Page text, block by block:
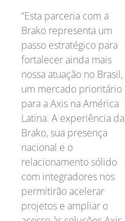
“Esta parceria com a
Brako representa um
passo estratégico para
fortalecer ainda mais
nossa atuação no Brasil,
um mercado prioritário
para a Axis na América
Latina. A experiência da
Brako, sua presença
nacional e o
relacionamento sólido
com integradores nos
permitirão acelerar
projetos e ampliar o